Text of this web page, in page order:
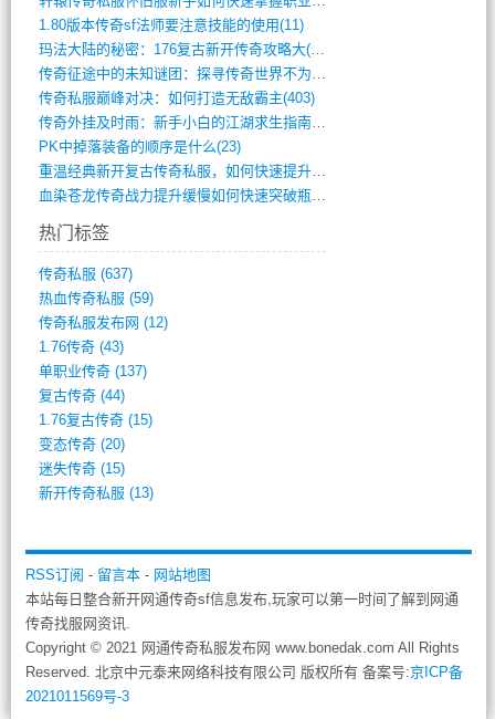
1.80版本传奇sf法师要注意技能的使用(11)
玛法大陆的秘密：176复古新开传奇攻略大(486)
传奇征途中的未知谜团：探寻传奇世界不为人(595)
传奇私服巅峰对决：如何打造无敌霸主(403)
传奇外挂及时雨：新手小白的江湖求生指南(802)
PK中掉落装备的顺序是什么(23)
重温经典新开复古传奇私服，如何快速提升等(392)
血染苍龙传奇战力提升缓慢如何快速突破瓶颈(654)
热门标签
传奇私服 (637)
热血传奇私服 (59)
传奇私服发布网 (12)
1.76传奇(43)
单职业传奇(137)
复古传奇(44)
1.76复古传奇(15)
变态传奇(20)
迷失传奇(15)
新开传奇私服 (13)
RSS订阅 - 留言本- 网站地图
本站每日整合新开网通传奇sf信息发布,玩家可以第一时间了解到网通
传奇找服网资讯.
Copyright © 2021 网通传奇私服发布网 www.bonedak.com All Rights
Reserved. 北京中元泰来网络科技有限公司 版权所有 备案号:京ICP备
2021011569号-3